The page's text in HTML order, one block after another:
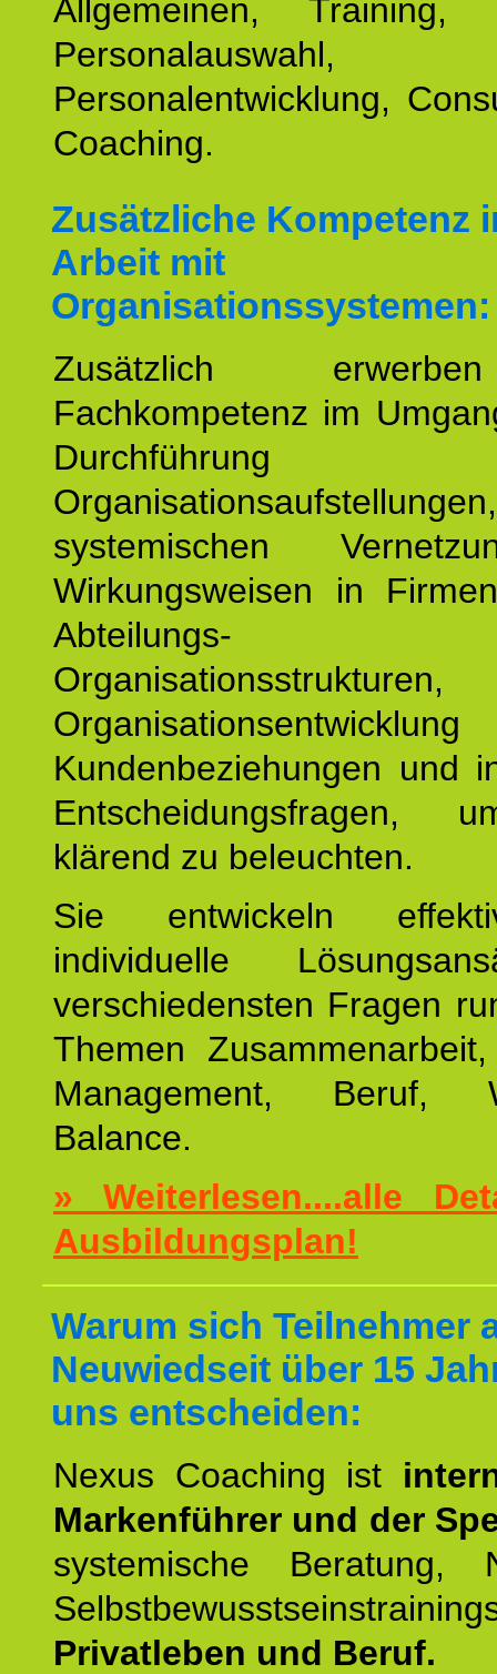
Allgemeinen, Training,
Personalauswahl,
Personalentwicklung,
Coaching.
Zusätzliche Kompetenz
Arbeit mit
Organisationssystemen:
Zusätzlich
Fachkompetenz im
systemischen
Wirkungsweisen in
Abteilungs-
Kundenbeziehungen und
Entscheidungsfragen,
klärend zu beleuchten.
Sie entwickeln
individuelle
verschiedensten Fragen
Themen
Management, Beruf,
Balance.
» Weiterlesen....alle
Ausbildungsplan!
Warum sich Teilnehmer
Neuwiedseit über 15
uns entscheiden:
Nexus Coaching ist
Markenführer und der
systemische Beratung,
Privatleben und Beruf.